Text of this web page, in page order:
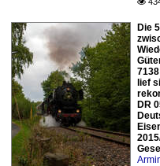

Die
lief
DR